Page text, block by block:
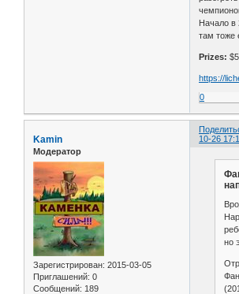
Начало в
там тоже
Prizes:
https://
0
10-26
Kamin
Модератор
Зарегистрирован: 2015-03-05
Приглашений: 0
Сообщений: 189
но